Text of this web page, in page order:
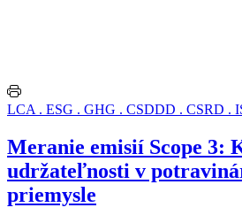
LCA . ESG . GHG . CSDDD . CSRD .
Meranie emisií Scope 3:
udržateľnosti v
priemysle